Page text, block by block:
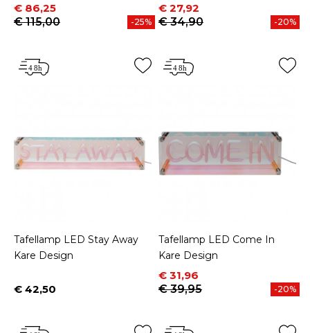
Prijs
€ 86,25
Normale prijs
€ 115,00
-25%
Prijs
€ 27,92
Normale prijs
€ 34,90
-20%
Tafellamp LED Stay Away
Kare Design
Prijs
€ 42,50
Tafellamp LED Come In
Kare Design
Prijs
€ 31,96
Normale prijs
€ 39,95
-20%